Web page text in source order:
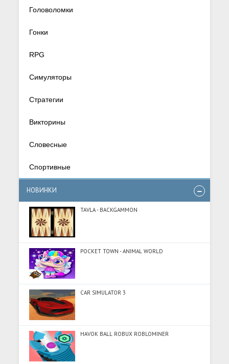
Головоломки
Гонки
RPG
Симуляторы
Стратегии
Викторины
Словесные
Спортивные
НОВИНКИ
TAVLA - BACKGAMMON
POCKET TOWN - ANIMAL WORLD
CAR SIMULATOR 3
HAVOK BALL ROBUX ROBLOMINER